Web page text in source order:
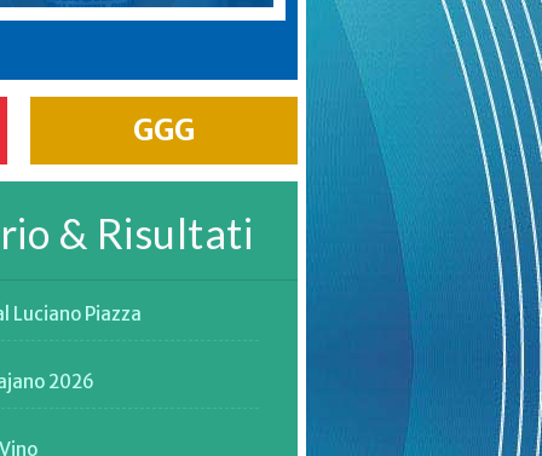
GGG
& Risultati
Luciano Piazza
2026